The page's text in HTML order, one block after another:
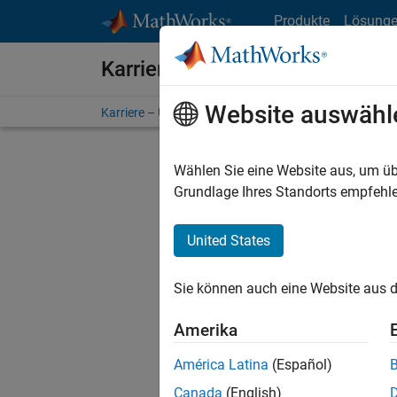
Produkte
Karriere bei MathWorks
Karriere – Übersicht Stellensuche
FILTER:
Stellen
Es
Region
Website
Wählen Sie eine Website aus, um
Grundlage Ihres Standorts
United States
Sie können auch eine Website aus
Amerika
América Latina (Español)
Canada (English)